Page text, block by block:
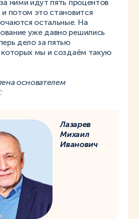
ними идут пять процентов
потом это становится
остальные. На
уже давно решились
дело за пятью
мы и создаём такую
основателем
Лазарев
Михаил
Иванович